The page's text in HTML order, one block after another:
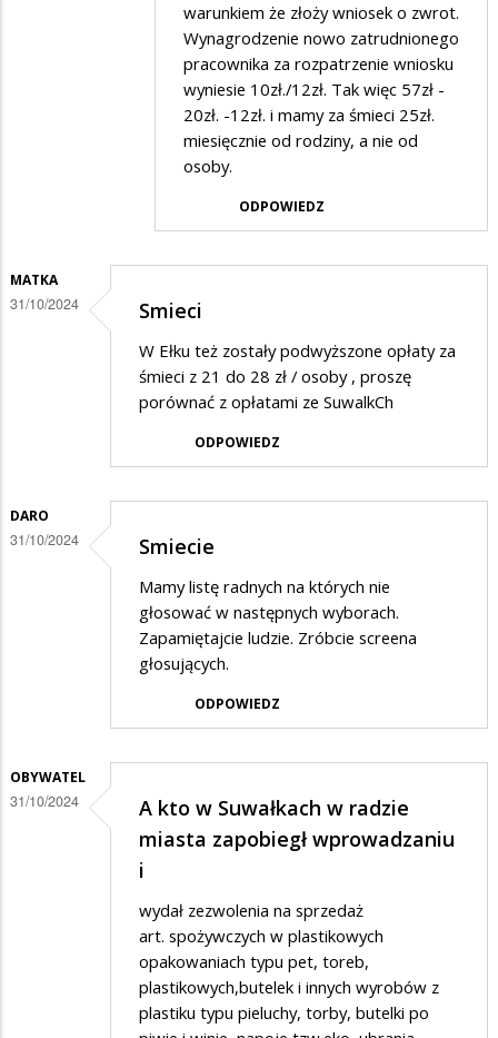
warunkiem że złoży wniosek o zwrot.
Wynagrodzenie nowo zatrudnionego
pracownika za rozpatrzenie wniosku
wyniesie 10zł./12zł. Tak więc 57zł -
20zł. -12zł. i mamy za śmieci 25zł.
miesięcznie od rodziny, a nie od
osoby.
ODPOWIEDZ
MATKA
31/10/2024 Smieci
W Ełku też zostały podwyższone opłaty za
śmieci z 21 do 28 zł / osoby , proszę
porównać z opłatami ze SuwalkCh
ODPOWIEDZ
DARO
31/10/2024 Smiecie
Mamy listę radnych na których nie
głosować w następnych wyborach.
Zapamiętajcie ludzie. Zróbcie screena
głosujących.
ODPOWIEDZ
OBYWATEL
31/10/2024
A kto w Suwałkach w radzie
miasta zapobiegł wprowadzaniu
i
wydał zezwolenia na sprzedaż
art. spożywczych w plastikowych
opakowaniach typu pet, toreb,
plastikowych,butelek i innych wyrobów z
plastiku typu pieluchy, torby, butelki po